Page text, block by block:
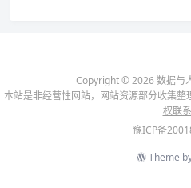
Copyright © 2026 数据与
本站是非经营性网站，网站资源部分收集整
权联系
豫ICP备
Theme